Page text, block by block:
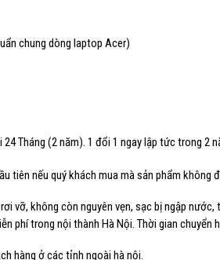
chung dòng laptop Acer)
24 Tháng (2 năm). 1 đổi 1 ngay lập tức trong
tiên nếu quý khách mua mà sản phẩm
vỡ, không còn nguyên vẹn, sạc bị ngập nước,
phí trong nội thành Hà Nội. Thời gian
hàng ở các tỉnh ngoài hà nội.